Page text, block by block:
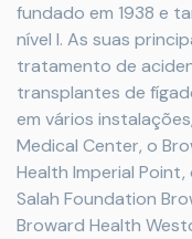
fundado em 1938 e
nível I. As suas
tratamento de
transplantes de
em vários
Medical Center, o
Health Imperial
Salah Foundation
Broward Health